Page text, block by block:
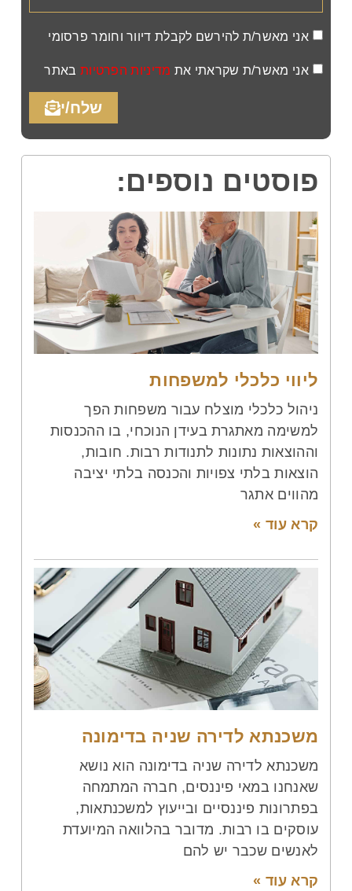
אני מאשר/ת להירשם לקבלת דיוור וחומר פרסומי
אני מאשר/ת שקראתי את מדיניות הפרטיות באתר
שלח/י
פוסטים נוספים:
ליווי כלכלי למשפחות
ניהול כלכלי מוצלח עבור משפחות הפך
למשימה מאתגרת בעידן הנוכחי, בו ההכנסות
וההוצאות נתונות לתנודות רבות. חובות,
הוצאות בלתי צפויות והכנסה בלתי יציבה
מהווים אתגר
קרא עוד »
משכנתא לדירה שניה בדימונה
משכנתא לדירה שניה בדימונה הוא נושא
שאנחנו במאי פיננסים, חברה המתמחה
בפתרונות פיננסיים ובייעוץ למשכנתאות,
עוסקים בו רבות. מדובר בהלוואה המיועדת
לאנשים שכבר יש להם
קרא עוד »